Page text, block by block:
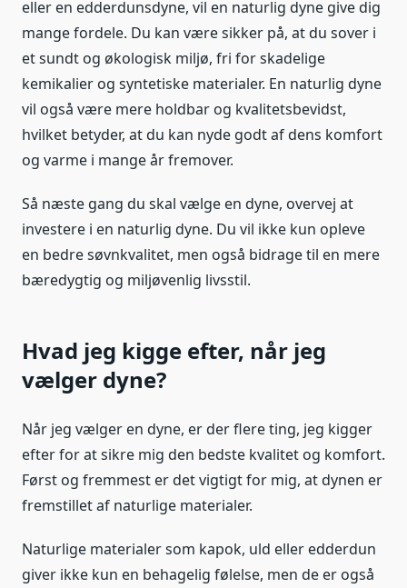
eller en edderdunsdyne, vil en naturlig dyne give dig
mange fordele. Du kan være sikker på, at du sover i
et sundt og økologisk miljø, fri for skadelige
kemikalier og syntetiske materialer. En naturlig dyne
vil også være mere holdbar og kvalitetsbevidst,
hvilket betyder, at du kan nyde godt af dens komfort
og varme i mange år fremover.
Så næste gang du skal vælge en dyne, overvej at
investere i en naturlig dyne. Du vil ikke kun opleve
en bedre søvnkvalitet, men også bidrage til en mere
bæredygtig og miljøvenlig livsstil.
Hvad jeg kigge efter, når jeg
vælger dyne?
Når jeg vælger en dyne, er der flere ting, jeg kigger
efter for at sikre mig den bedste kvalitet og komfort.
Først og fremmest er det vigtigt for mig, at dynen er
fremstillet af naturlige materialer.
Naturlige materialer som kapok, uld eller edderdun
giver ikke kun en behagelig følelse, men de er også